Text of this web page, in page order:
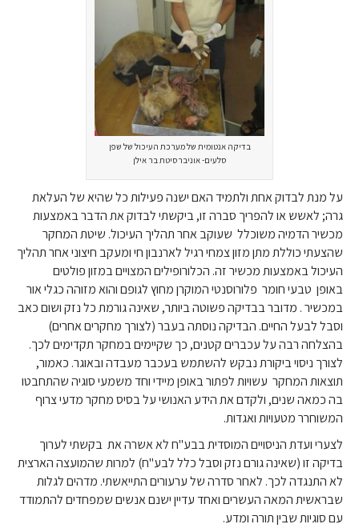
בדיקה אנטומית של מערכת העיכול של שפן
סלעים- אוניברסיטת בר אילן
על מנת לבדוק אחת ולתמיד האם ישנה פעילות כל שהיא של העלאת
גרה; לאשש או להפריך סברה זו, ביקשתי לבדוק את הדבר באמצעות
מכשיר הדמיה משוכלל שעוקב אחר תהליך העיכול. שיטת המחקר
שהצעתי כוללת מתן מזון צמחי רגיל לארנבון חי ומעקב חיצוני אחר תהליך
העיכול באמצעות מכשיר זה. הכלורופילים המצויים במזון פולטים
באופן טבעי חומר פלורוסנטי המוקרן מחוץ לגופם והוא מזוהה כגלי אור
במכשיר . מדובר בבדיקה פשוטה ביותר, שאינה גורמת כל נזק ושום כאב
וסבל לבעל החיים. הבדיקה נוסתה בעבר (לצורך מחקרים אחרים)
בהצלחה רבה על עכברים קטנים, כך שקיימים במחקר תקדימים לכך.
לצורך ניסוי ביקורת נבקש להשתמש בעכבר מעבדה ובאוגר. כאמור,
תוצאות המחקר עשויות לפתור באופן מיידי וחד משמעי סוגיה שהתחבטו
בה כמאה שנים, ולקדם את הידע האנושי על בסיס מחקר מדעי צרוף
המשוחרר מטעויות ואגדות.
לצערי ועדת הניסויים המוסדית בבע"ח לא אשרה את בקשתי לערוך
בדיקה זו (שאינה גורם נזק וסבל כלל לבע"ח) למרות שהמועצה הארצית
לא התנגדה לכך. לאחר סדרה של ערעורים התייאשתי. מדהים לגלות
שבראשית המאה העשרים ואחד עדיין ישנם אנשים שמפחדים להתמודד
עם סוגיות שבין תורה ומדע.